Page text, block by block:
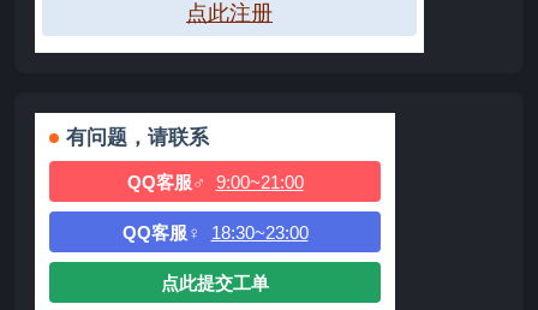
点此注册
有问题，请联系
QQ客服♂ 9:00~21:00
QQ客服♀ 18:30~23:00
点此提交工单